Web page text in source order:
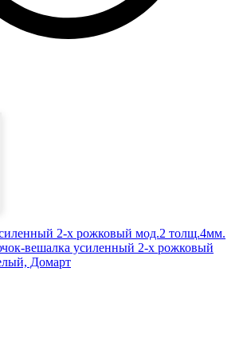
2-х рожковый мод.2 толщ.4мм.
вешалка усиленный 2-х рожковый
Домарт